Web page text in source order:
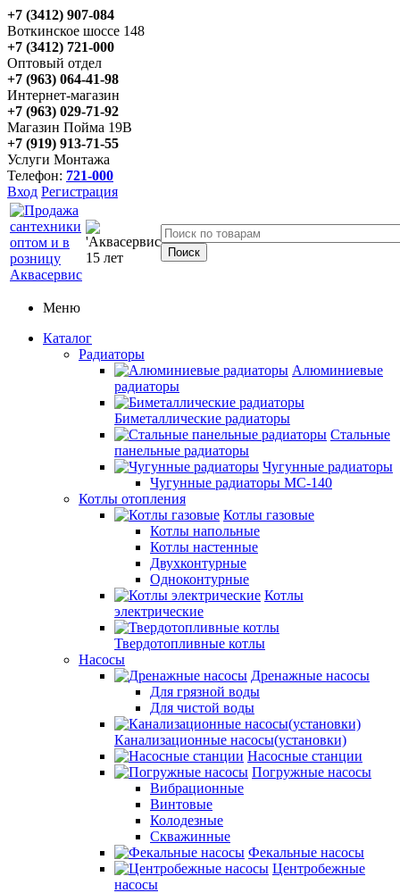
+7 (3412) 907-084
Воткинское шоссе 148
+7 (3412) 721-000
Оптовый отдел
+7 (963) 064-41-98
Интернет-магазин
+7 (963) 029-71-92
Магазин Пойма 19В
+7 (919) 913-71-55
Услуги Монтажа
Телефон: 721-000
Вход Регистрация
Меню
Каталог
Радиаторы
Алюминиевые
радиаторы
Биметаллические радиаторы
Стальные
панельные радиаторы
Чугунные радиаторы
Чугунные радиаторы МС-140
Котлы отопления
Котлы газовые
Котлы напольные
Котлы настенные
Двухконтурные
Одноконтурные
Котлы
электрические
Твердотопливные котлы
Насосы
Дренажные насосы
Для грязной воды
Для чистой воды
Канализационные насосы(установки)
Насосные станции
Погружные насосы
Вибрационные
Винтовые
Колодезные
Скважинные
Фекальные насосы
Центробежные
насосы